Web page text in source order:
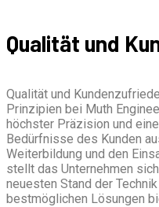
Qualität und
Qualität und
Prinzipien bei Muth
höchster Präzision und
Bedürfnisse des Kunden
Weiterbildung und den
stellt das Unternehmen
neuesten Stand der
bestmöglichen Lösungen